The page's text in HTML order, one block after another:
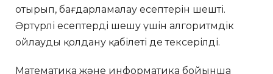
отырып, бағдарламалау есептерін шешті.
Әртүрлі есептерді шешу үшін алгоритмдік
ойлауды қолдану қабілеті де тексерілді.
Математика және информатика бойынша